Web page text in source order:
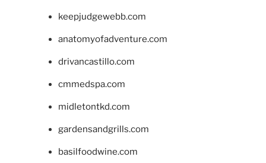
keepjudgewebb.com
anatomyofadventure.com
drivancastillo.com
cmmedspa.com
midletontkd.com
gardensandgrills.com
basilfoodwine.com